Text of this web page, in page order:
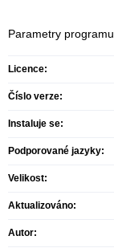
Parametry programu
Licence:
Číslo verze:
Instaluje se:
Podporované jazyky:
Velikost:
Aktualizováno:
Autor: